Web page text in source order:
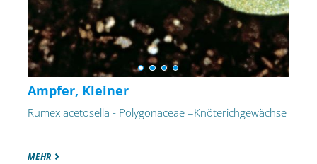
Ampfer, Kleiner
Rumex acetosella - Polygonaceae =Knöterichgewächse
MEHR